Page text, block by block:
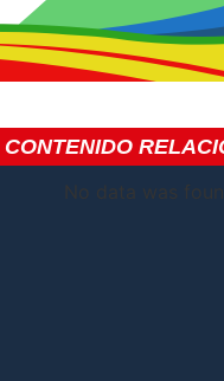
CONTENIDO
No data was